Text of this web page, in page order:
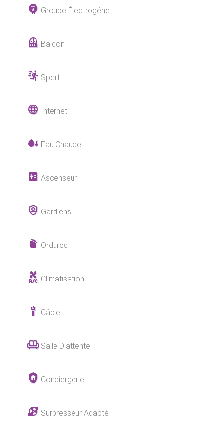
Groupe Électrogéne
Balcon
Sport
Internet
Eau Chaude
Ascenseur
Gardiens
Ordures
Climatisation
Câble
Salle D'attente
Conciergerie
Surpresseur Adapté